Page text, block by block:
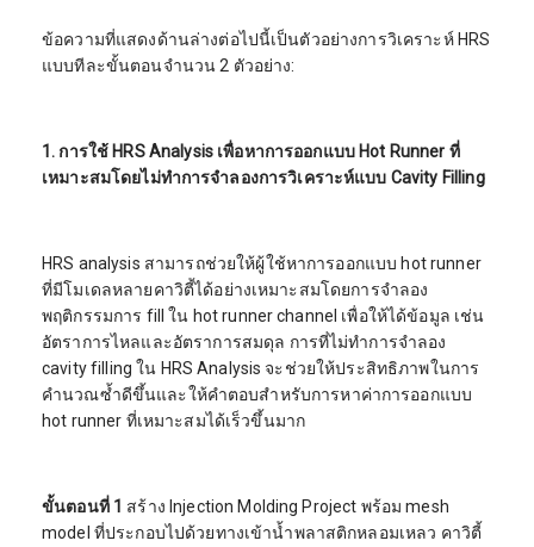
ข้อความที่แสดงด้านล่างต่อไปนี้เป็นตัวอย่างการวิเคราะห์ HRS
แบบทีละขั้นตอนจำนวน 2 ตัวอย่าง:
1. การใช้ HRS Analysisเพื่อหาการออกแบบ Hot Runner ที่
เหมาะสมโดยไม่ทำการจำลองการวิเคราะห์แบบ Cavity Filling
HRS analysis สามารถช่วยให้ผู้ใช้หาการออกแบบ hot runner
ที่มีโมเดลหลายคาวิตี้ได้อย่างเหมาะสมโดยการจำลอง
พฤติกรรมการ fill ใน hot runner channel เพื่อให้ได้ข้อมูล เช่น
อัตราการไหลและอัตราการสมดุล การที่ไม่ทำการจำลอง
cavity filling ใน HRS Analysis จะช่วยให้ประสิทธิภาพในการ
คำนวณซ้ำดีขึ้นและให้คำตอบสำหรับการหาค่าการออกแบบ
hot runner ที่เหมาะสมได้เร็วขึ้นมาก
ขั้นตอนที่ 1 สร้าง Injection Molding Project พร้อม mesh
model ที่ประกอบไปด้วยทางเข้าน้ำพลาสติกหลอมเหลว คาวิตี้